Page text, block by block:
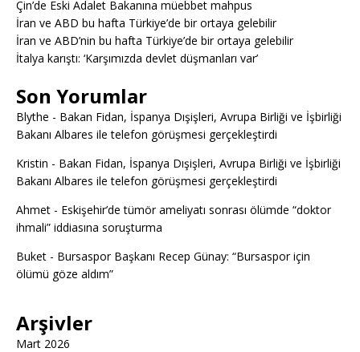
Çin’de Eski Adalet Bakanına müebbet mahpus
İran ve ABD bu hafta Türkiye’de bir ortaya gelebilir
İran ve ABD’nin bu hafta Türkiye’de bir ortaya gelebilir
İtalya karıştı: ‘Karşımızda devlet düşmanları var’
Son Yorumlar
Blythe - Bakan Fidan, İspanya Dışişleri, Avrupa Birliği ve İşbirliği
Bakanı Albares ile telefon görüşmesi gerçekleştirdi
Kristin - Bakan Fidan, İspanya Dışişleri, Avrupa Birliği ve İşbirliği
Bakanı Albares ile telefon görüşmesi gerçekleştirdi
Ahmet - Eskişehir’de tümör ameliyatı sonrası ölümde “doktor
ihmali” iddiasına soruşturma
Buket - Bursaspor Başkanı Recep Günay: “Bursaspor için
ölümü göze aldım”
Arşivler
Mart 2026